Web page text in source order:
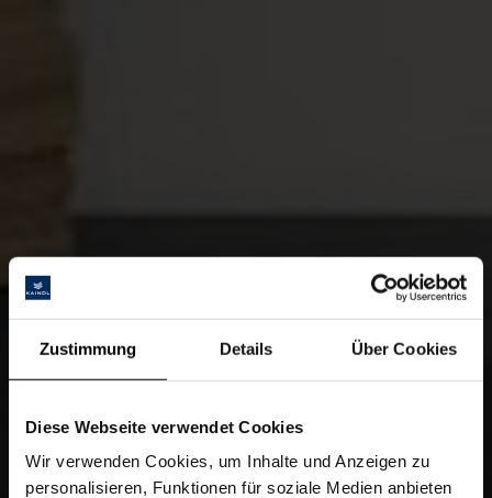
Zustimmung Details Über Cookies
Diese Webseite verwendet Cookies
Wir verwenden Cookies, um Inhalte und Anzeigen zu
personalisieren, Funktionen für soziale Medien anbieten